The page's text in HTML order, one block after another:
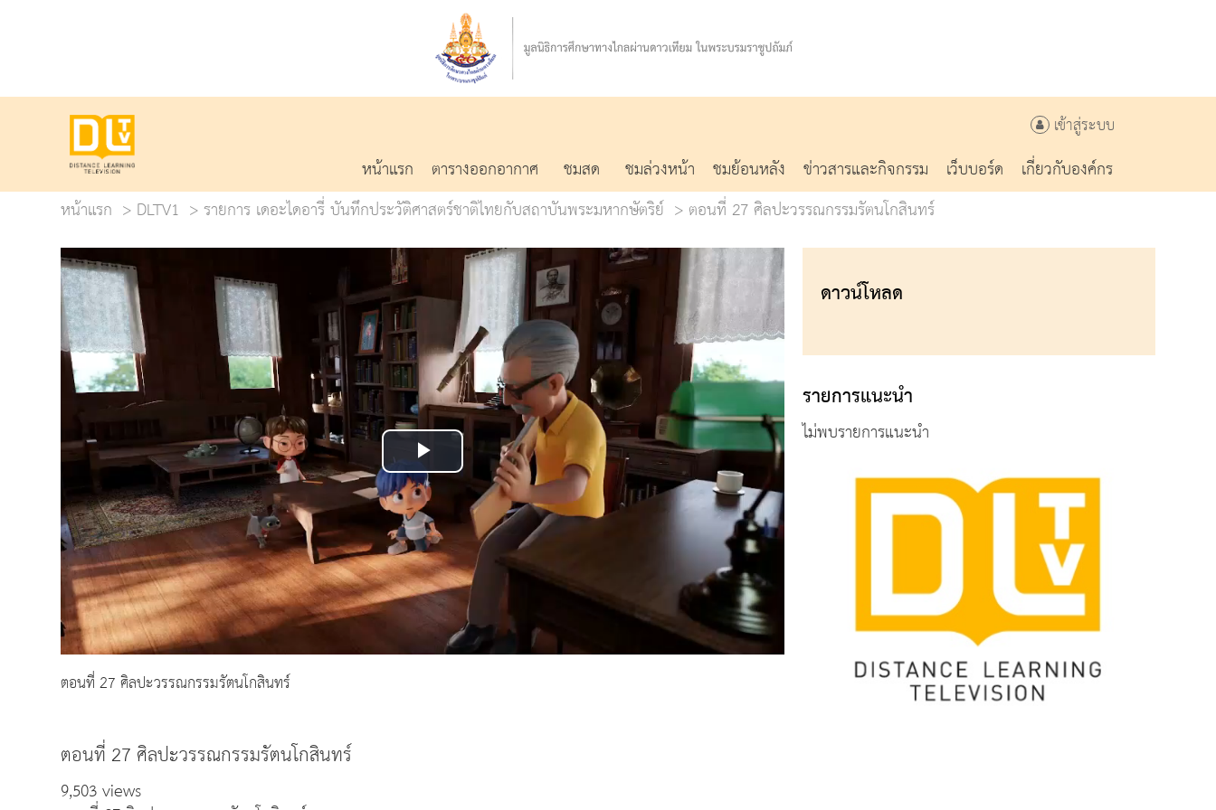
เข้าสู่ระบบ
หน้าแรก ตารางออกอากาศ ชมสด ชมล่วงหน้า ชมย้อนหลัง ข่าวสารและกิจกรรม เว็บบอร์ด
เกี่ยวกับองค์กร
หน้าแรก
DLTV1 รายการ เดอะไดอารี่ บันทึกประวัติศาสตร์ชาติไทยกับสถาบันพระมหากษัตริย์ ตอนที่ 27 ศิลปะวรรณกรรมรัตนโกสินทร์
Play
Video
ตอนที่ 27 ศิลปะวรรณกรรมรัตนโกสินทร์
ตอนที่ 27 ศิลปะวรรณกรรมรัตนโกสินทร์
9,503 views
ดาวน์โหลด
รายการแนะนำ
ไม่พบรายการแนะนำ